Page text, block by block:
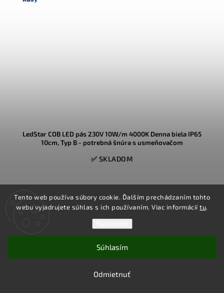
Tento web používa súbory cookie. Ďalším prechádzaním tohto
webu vyjadrujete súhlas s ich používaním. Viac informáciítu.
Odmietnuť
Súhlasím
LedStar COB LED pás 230V 10W/m 4000K Denna biela IP65
10cm, Typ B - potrebná šnúra s usmeňovačom
✅ SKLADOM
Detail
hustota LED diód prerovnomerné svetlo bez výrazných
prerušovaných bodiek,vode odolný COB LED pás bez potreby
použitia napájacieho zdroja,objednajte si dĺžku LED pásu presne
na desiatky centimetrov !